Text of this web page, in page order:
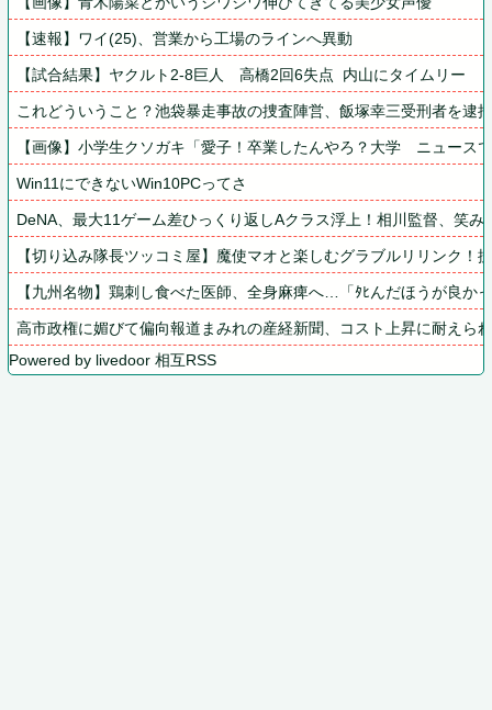
【速報】ワイ(25)、営業から工場のラインへ異動
【試合結果】ヤクルト2-8巨人　高橋2回6失点  内山にタイムリー
これどういうこと？池袋暴走事故の捜査陣営、飯塚幸三受刑者を
【画像】小学生クソガキ「愛子！卒業したんやろ？大学　ニュース
Win11にできないWin10PCってさ
DeNA、最大11ゲーム差ひっくり返しAクラス浮上！相川監督、笑み
【切り込み隊長ツッコミ屋】魔使マオと楽しむグラブルリリンク
【九州名物】鶏刺し食べた医師、全身麻痺へ…「ﾀﾋんだほうが良か
高市政権に媚びて偏向報道まみれの産経新聞、コスト上昇に耐えら
Powered by livedoor 相互RSS